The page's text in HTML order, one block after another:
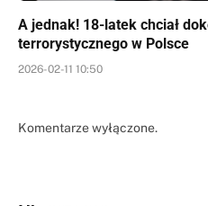
A jednak! 18-latek chciał
terrorystycznego w Polsce
2026-02-11 10:50
Komentarze wyłączone.